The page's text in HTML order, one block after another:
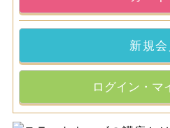
新規
ログイン・マ